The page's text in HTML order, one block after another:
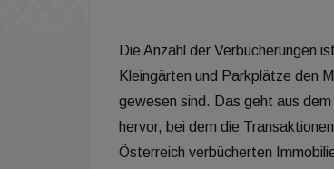
Die Anzahl der Verbücherungen
Kleingärten und Parkplätze den
gewesen sind. Das geht aus
hervor, bei dem die
Österreich verbücherten